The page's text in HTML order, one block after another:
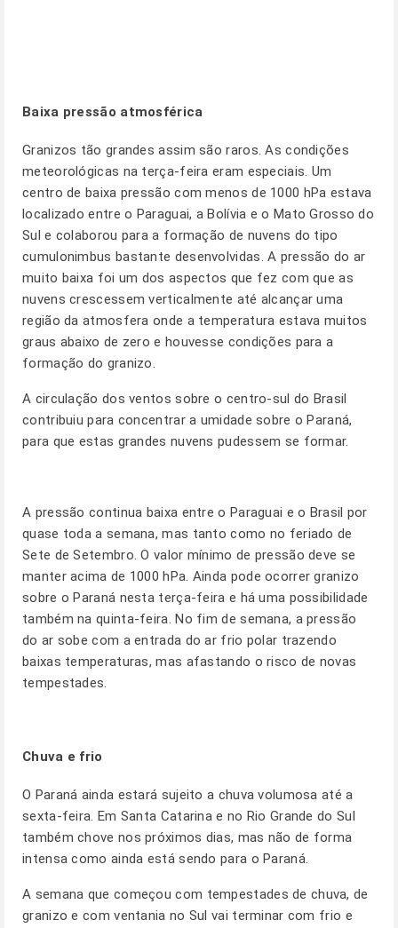
Baixa pressão atmosférica
Granizos tão grandes assim são raros. As condições
meteorológicas na terça-feira eram especiais. Um
centro de baixa pressão com menos de 1000 hPa estava
localizado entre o Paraguai, a Bolívia e o Mato Grosso do
Sul e colaborou para a formação de nuvens do tipo
cumulonimbus bastante desenvolvidas. A pressão do ar
muito baixa foi um dos aspectos que fez com que as
nuvens crescessem verticalmente até alcançar uma
região da atmosfera onde a temperatura estava muitos
graus abaixo de zero e houvesse condições para a
formação do granizo.
A circulação dos ventos sobre o centro-sul do Brasil
contribuiu para concentrar a umidade sobre o Paraná,
para que estas grandes nuvens pudessem se formar.
A pressão continua baixa entre o Paraguai e o Brasil por
quase toda a semana, mas tanto como no feriado de
Sete de Setembro. O valor mínimo de pressão deve se
manter acima de 1000 hPa. Ainda pode ocorrer granizo
sobre o Paraná nesta terça-feira e há uma possibilidade
também na quinta-feira. No fim de semana, a pressão
do ar sobe com a entrada do ar frio polar trazendo
baixas temperaturas, mas afastando o risco de novas
tempestades.
Chuva e frio
O Paraná ainda estará sujeito a chuva volumosa até a
sexta-feira. Em Santa Catarina e no Rio Grande do Sul
também chove nos próximos dias, mas não de forma
intensa como ainda está sendo para o Paraná.
A semana que começou com tempestades de chuva, de
granizo e com ventania no Sul vai terminar com frio e